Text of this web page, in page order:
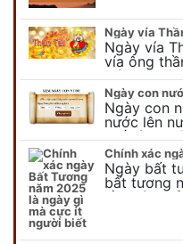
Ngày vía
vía ông
mùng 10
trong
Ngày con
nước lên
thế nào?
con nước
Ngày bất
bất tương
về ngày